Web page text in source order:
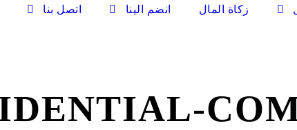
زكاة المال انضم الينا اتصل بنا